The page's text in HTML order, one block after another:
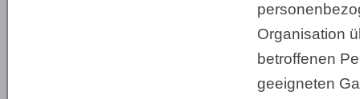
Organisation
betroffenen
geeigneten